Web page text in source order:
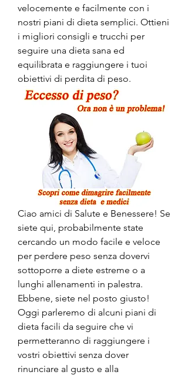
velocemente e facilmente con i
nostri piani di dieta semplici. Ottieni
i migliori consigli e trucchi per
seguire una dieta sana ed
equilibrata e raggiungere i tuoi
obiettivi di perdita di peso.
Ciao amici di Salute e Benessere! Se
siete qui, probabilmente state
cercando un modo facile e veloce
per perdere peso senza dovervi
sottoporre a diete estreme o a
lunghi allenamenti in palestra.
Ebbene, siete nel posto giusto!
Oggi parleremo di alcuni piani di
dieta facili da seguire che vi
permetteranno di raggiungere i
vostri obiettivi senza dover
rinunciare al gusto e alla